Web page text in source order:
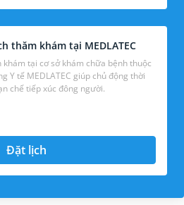
thăm khám tại MEDLATEC
tại cơ sở khám chữa bệnh thuộc
Y tế MEDLATEC giúp chủ động thời
gian, hạn chế tiếp xúc đông người.
Đặt lịch